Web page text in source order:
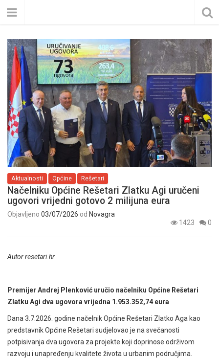
Aktualnosti Općine Rešetari
Načelniku Općine Rešetari Zlatku Agi uručeni
ugovori vrijedni gotovo 2 milijuna eura
Objavljeno 03/07/2026 od Novagra
1423
0
Autor resetari.hr
Premijer Andrej Plenković uručio načelniku Općine Rešetari
Zlatku Agi dva ugovora vrijedna 1.953.352,74 eura
Dana 3.7.2026. godine načelnik Općine Rešetari Zlatko Aga kao
predstavnik Općine Rešetari sudjelovao je na svečanosti
potpisivanja dva ugovora za projekte koji doprinose održivom
razvoju i unapređenju kvalitete života u urbanim područjima.